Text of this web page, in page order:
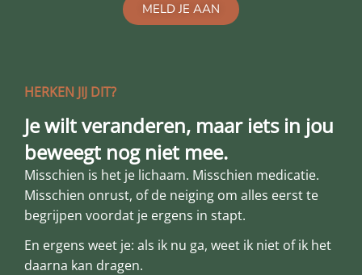
MELD JE AAN
HERKEN JIJ DIT?
Je wilt veranderen, maar iets in jou
beweegt nog niet mee.
Misschien is het je lichaam. Misschien medicatie.
Misschien onrust, of de neiging om alles eerst te
begrijpen voordat je ergens in stapt.
En ergens weet je: als ik nu ga, weet ik niet of ik het
daarna kan dragen.